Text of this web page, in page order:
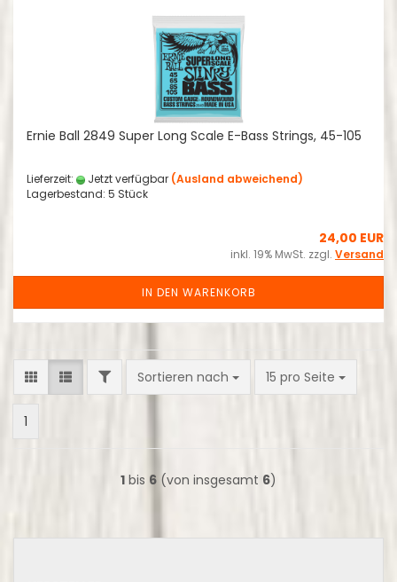
Ernie Ball 2849 Super Long Scale E-Bass Strings, 45-105
Lieferzeit: Jetzt verfügbar (Ausland abweichend)
Lagerbestand: 5 Stück
24,00 EUR
inkl. 19% MwSt. zzgl. Versand
IN DEN WARENKORB
FILTERSortieren nach
Sortieren nach 15 pro Seite
pro Seite
1
1 bis 6 (von insgesamt 6)